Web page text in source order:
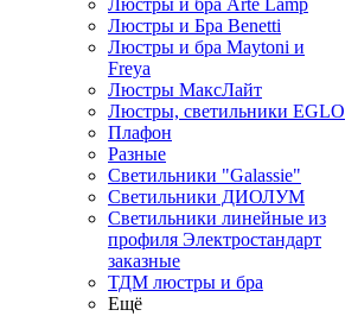
Люстры и бра Arte Lamp
Люстры и Бра Benetti
Люстры и бра Maytoni и
Freya
Люстры МаксЛайт
Люстры, светильники EGLO
Плафон
Разные
Светильники "Galassie"
Светильники ДИОЛУМ
Светильники линейные из
профиля Электростандарт
заказные
ТДМ люстры и бра
Ещё